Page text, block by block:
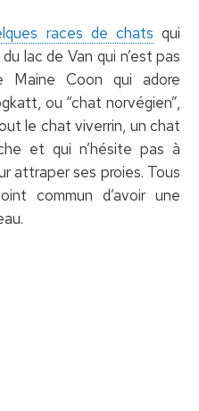
races de chats qui
lac de Van qui n’est pas
Coon qui adore
ou “chat norvégien”,
le chat viverrin, un chat
et qui n’hésite pas à
attraper ses proies. Tous
commun d’avoir une